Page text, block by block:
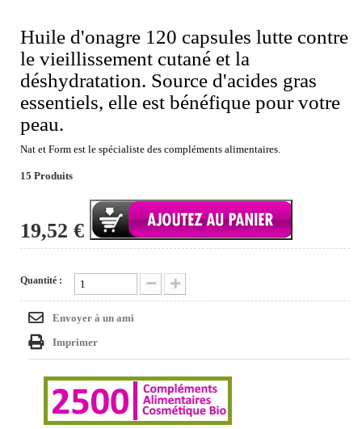
Huile d'onagre 120 capsules lutte contre
le vieillissement cutané et la
déshydratation. Source d'acides gras
essentiels, elle est bénéfique pour votre
peau.
Nat et Form est le spécialiste des compléments alimentaires.
15 Produits
19,52 €
Quantité :
Envoyer à un ami
Imprimer